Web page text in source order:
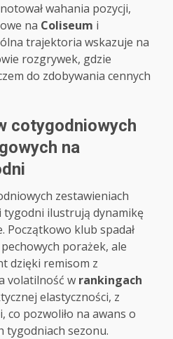
wahania pozycji,
na Coliseum i
trajektoria wskazuje na
rozgrywek, gdzie
do zdobywania cennych
cotygodniowych
na
zestawieniach
ilustrują dynamikę
Początkowo klub spadał
porażek, ale
dzięki remisom z
volatilność w rankingach
elastyczności, z
pozwoliło na awans o
tygodniach sezonu.